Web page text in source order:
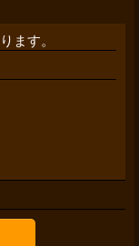
ます。